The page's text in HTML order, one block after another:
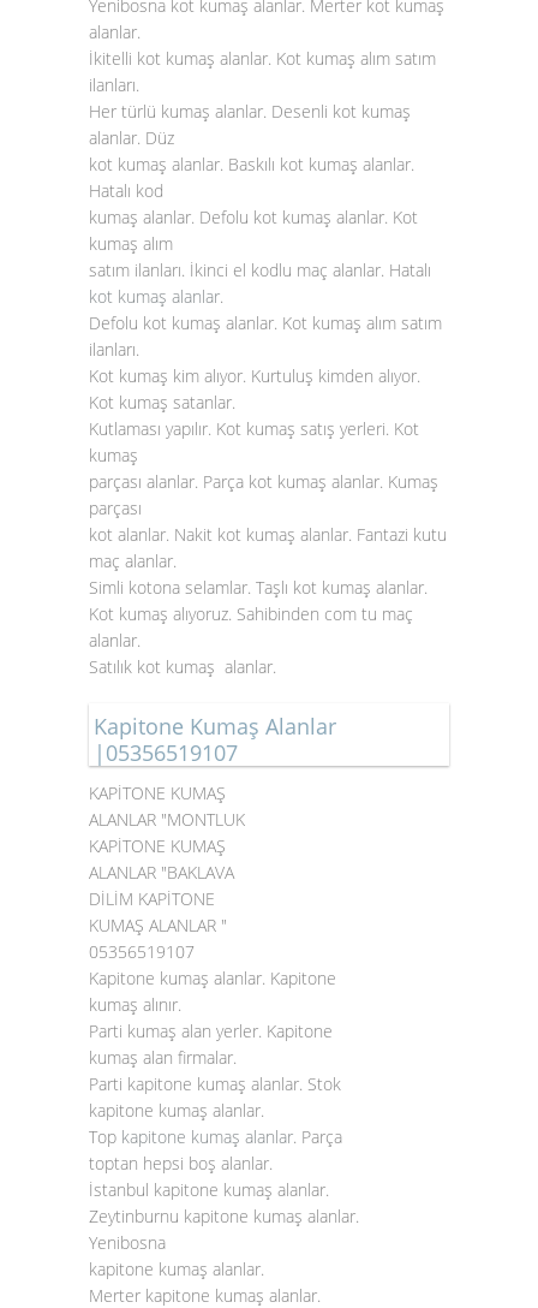
Yenibosna kot kumaş alanlar. Merter kot kumaş
alanlar.
İkitelli kot kumaş alanlar. Kot kumaş alım satım
ilanları.
Her türlü kumaş alanlar. Desenli kot kumaş
alanlar. Düz
kot kumaş alanlar. Baskılı kot kumaş alanlar.
Hatalı kod
kumaş alanlar. Defolu kot kumaş alanlar. Kot
kumaş alım
satım ilanları. İkinci el kodlu maç alanlar. Hatalı
kot kumaş alanlar.
Defolu kot kumaş alanlar. Kot kumaş alım satım
ilanları.
Kot kumaş kim alıyor. Kurtuluş kimden alıyor.
Kot kumaş satanlar.
Kutlaması yapılır. Kot kumaş satış yerleri. Kot
kumaş
parçası alanlar. Parça kot kumaş alanlar. Kumaş
parçası
kot alanlar. Nakit kot kumaş alanlar. Fantazi kutu
maç alanlar.
Simli kotona selamlar. Taşlı kot kumaş alanlar.
Kot kumaş alıyoruz. Sahibinden com tu maç
alanlar.
Satılık kot kumaş alanlar.
Kapitone Kumaş Alanlar
|05356519107
KAPİTONE KUMAŞ
ALANLAR "MONTLUK
KAPİTONE KUMAŞ
ALANLAR "BAKLAVA
DİLİM KAPİTONE
KUMAŞ ALANLAR "
05356519107
Kapitone kumaş alanlar. Kapitone
kumaş alınır.
Parti kumaş alan yerler. Kapitone
kumaş alan firmalar.
Parti kapitone kumaş alanlar. Stok
kapitone kumaş alanlar.
Top kapitone kumaş alanlar. Parça
toptan hepsi boş alanlar.
İstanbul kapitone kumaş alanlar.
Zeytinburnu kapitone kumaş alanlar.
Yenibosna
kapitone kumaş alanlar.
Merter kapitone kumaş alanlar.